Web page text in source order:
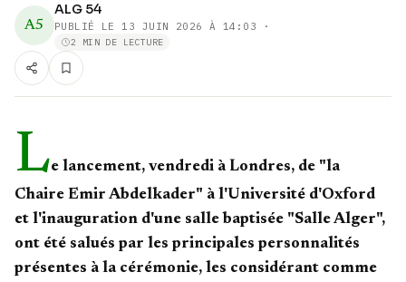
A5
ALG 54
PUBLIÉ LE 13 JUIN 2026 À 14:03 ·
2 MIN DE LECTURE
Le lancement, vendredi à Londres, de "la
Chaire Emir Abdelkader" à l'Université d'Oxford
et l'inauguration d'une salle baptisée "Salle Alger",
ont été salués par les principales personnalités
présentes à la cérémonie, les considérant comme